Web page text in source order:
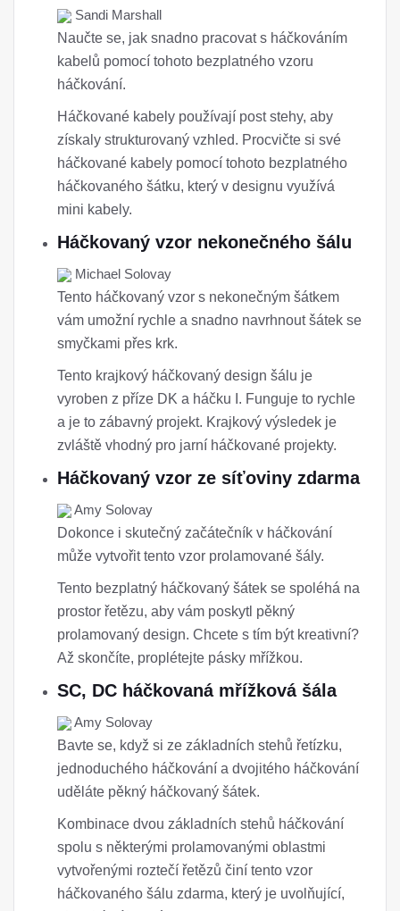
Sandi Marshall
Naučte se, jak snadno pracovat s háčkováním
kabelů pomocí tohoto bezplatného vzoru
háčkování.
Háčkované kabely používají post stehy, aby
získaly strukturovaný vzhled. Procvičte si své
háčkované kabely pomocí tohoto bezplatného
háčkovaného šátku, který v designu využívá
mini kabely.
Háčkovaný vzor nekonečného šálu
Michael Solovay
Tento háčkovaný vzor s nekonečným šátkem
vám umožní rychle a snadno navrhnout šátek se
smyčkami přes krk.
Tento krajkový háčkovaný design šálu je
vyroben z příze DK a háčku I. Funguje to rychle
a je to zábavný projekt. Krajkový výsledek je
zvláště vhodný pro jarní háčkované projekty.
Háčkovaný vzor ze síťoviny zdarma
Amy Solovay
Dokonce i skutečný začátečník v háčkování
může vytvořit tento vzor prolamované šály.
Tento bezplatný háčkovaný šátek se spoléhá na
prostor řetězu, aby vám poskytl pěkný
prolamovaný design. Chcete s tím být kreativní?
Až skončíte, proplétejte pásky mřížkou.
SC, DC háčkovaná mřížková šála
Amy Solovay
Bavte se, když si ze základních stehů řetízku,
jednoduchého háčkování a dvojitého háčkování
uděláte pěkný háčkovaný šátek.
Kombinace dvou základních stehů háčkování
spolu s některými prolamovanými oblastmi
vytvořenými roztečí řetězů činí tento vzor
háčkovaného šálu zdarma, který je uvolňující,